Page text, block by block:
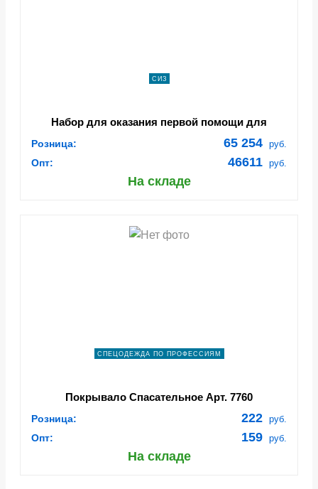
СИЗ
Набор для оказания первой помощи для
Розница: 65 254 руб.
Опт: 46611 руб.
На складе
СПЕЦОДЕЖДА ПО ПРОФЕССИЯМ
Покрывало Спасательное Арт. 7760
Розница: 222 руб.
Опт: 159 руб.
На складе